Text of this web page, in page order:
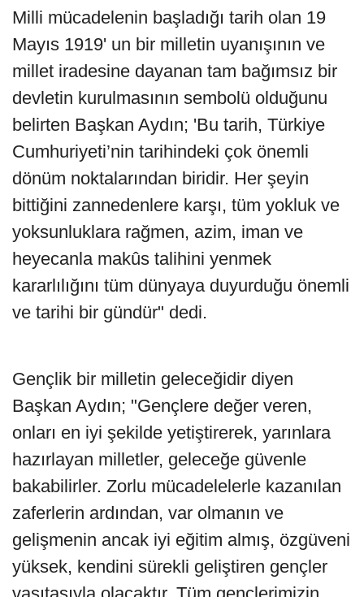
Milli mücadelenin başladığı tarih olan 19
Mayıs 1919' un bir milletin uyanışının ve
millet iradesine dayanan tam bağımsız bir
devletin kurulmasının sembolü olduğunu
belirten Başkan Aydın; 'Bu tarih, Türkiye
Cumhuriyeti’nin tarihindeki çok önemli
dönüm noktalarından biridir. Her şeyin
bittiğini zannedenlere karşı, tüm yokluk ve
yoksunluklara rağmen, azim, iman ve
heyecanla makûs talihini yenmek
kararlılığını tüm dünyaya duyurduğu önemli
ve tarihi bir gündür" dedi.
Gençlik bir milletin geleceğidir diyen
Başkan Aydın; "Gençlere değer veren,
onları en iyi şekilde yetiştirerek, yarınlara
hazırlayan milletler, geleceğe güvenle
bakabilirler. Zorlu mücadelelerle kazanılan
zaferlerin ardından, var olmanın ve
gelişmenin ancak iyi eğitim almış, özgüveni
yüksek, kendini sürekli geliştiren gençler